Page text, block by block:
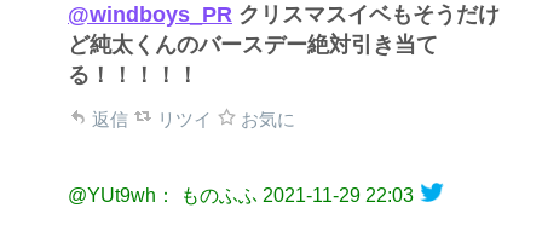
@windboys_PR クリスマスイベもそうだけ
ど純太くんのバースデー絶対引き当て
る！！！！！
返信 リツイ お気に
@YUt9wh： ものふふ 2021-11-29 22:03